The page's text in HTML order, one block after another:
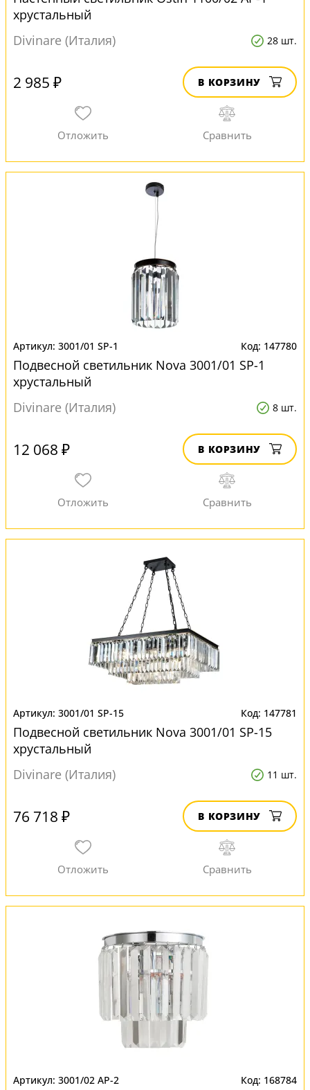
хрустальный
Divinare (Италия)
28 шт.
2 985 ₽ В КОРЗИНУ
3001/01 SP-1 147780
Подвесной светильник Nova 3001/01 SP-1
хрустальный
Divinare (Италия)
8 шт.
12 068 ₽ В КОРЗИНУ
3001/01 SP-15 147781
Подвесной светильник Nova 3001/01 SP-15
хрустальный
Divinare (Италия)
11 шт.
76 718 ₽ В КОРЗИНУ
3001/02 AP-2 168784